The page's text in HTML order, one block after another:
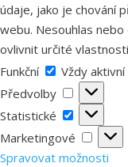
údaje, jako je chování
webu. Nesouhlas
ovlivnit určité
Funkční
Funkční
Vždy aktivní
Předvolby
Předvolby
Statistické
Statistické
Marketingové
Spravovat možnosti